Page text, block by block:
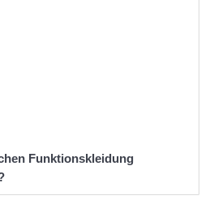
Funktionskleidung